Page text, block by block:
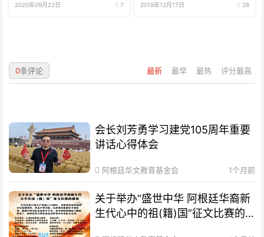
2020年09月22日 7 2019年12月17日 28
最新 最早 最热 评分最高
0条评论
会长刘芳勇学习建党105周年重要
讲话心得体会
阿根廷华文教育基金会 1个月前
关于举办“盛世中华 阿根廷华裔新
生代心中的祖(籍)国”征文比赛的